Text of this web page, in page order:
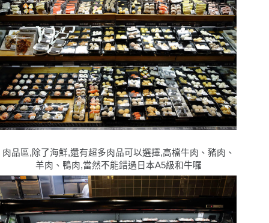
肉品區,除了海鮮,還有超多肉品可以選擇,高檔牛肉、豬肉、
羊肉、鴨肉,當然不能錯過日本A5級和牛囉